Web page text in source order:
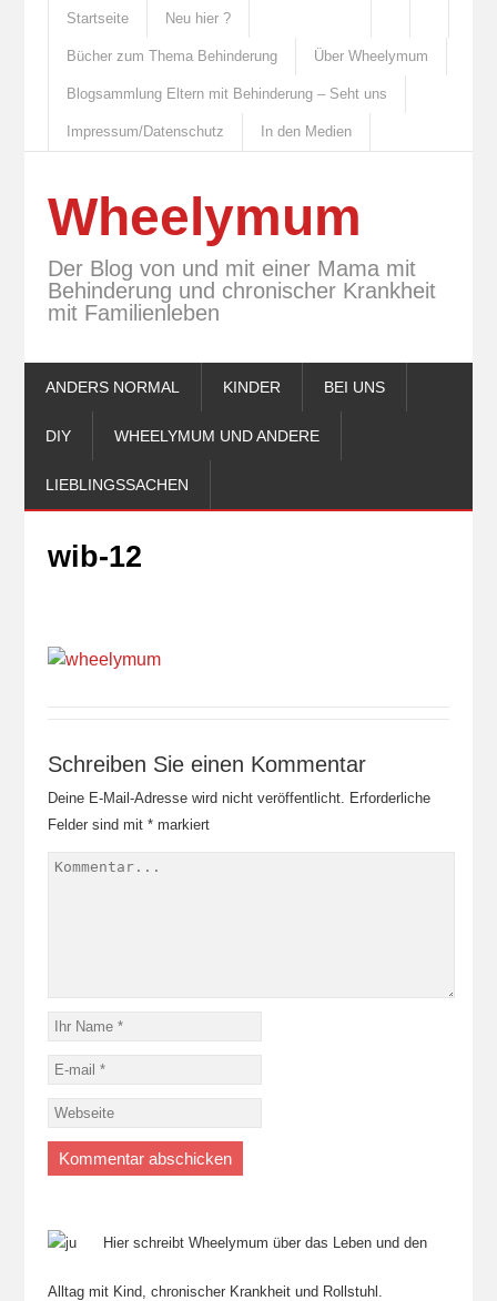
Startseite Neu hier ?
Bücher zum Thema Behinderung Über Wheelymum
Blogsammlung Eltern mit Behinderung – Seht uns
Impressum/Datenschutz In den Medien
Wheelymum
Der Blog von und mit einer Mama mit
Behinderung und chronischer Krankheit
mit Familienleben
ANDERS NORMAL KINDER BEI UNS
DIY WHEELYMUM UND ANDERE
LIEBLINGSSACHEN
wib-12
Schreiben Sie einen Kommentar
Deine E-Mail-Adresse wird nicht veröffentlicht. Erforderliche
Felder sind mit *markiert
Hier schreibt Wheelymum über das Leben und den
Alltag mit Kind, chronischer Krankheit und Rollstuhl.